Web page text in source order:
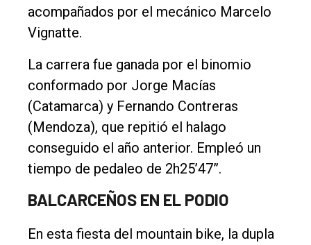
acompañados por el mecánico Marcelo
Vignatte.
La carrera fue ganada por el binomio
conformado por Jorge Macías
(Catamarca) y Fernando Contreras
(Mendoza), que repitió el halago
conseguido el año anterior. Empleó un
tiempo de pedaleo de 2h25’47”.
BALCARCEÑOS EN EL PODIO
En esta fiesta del mountain bike, la dupla